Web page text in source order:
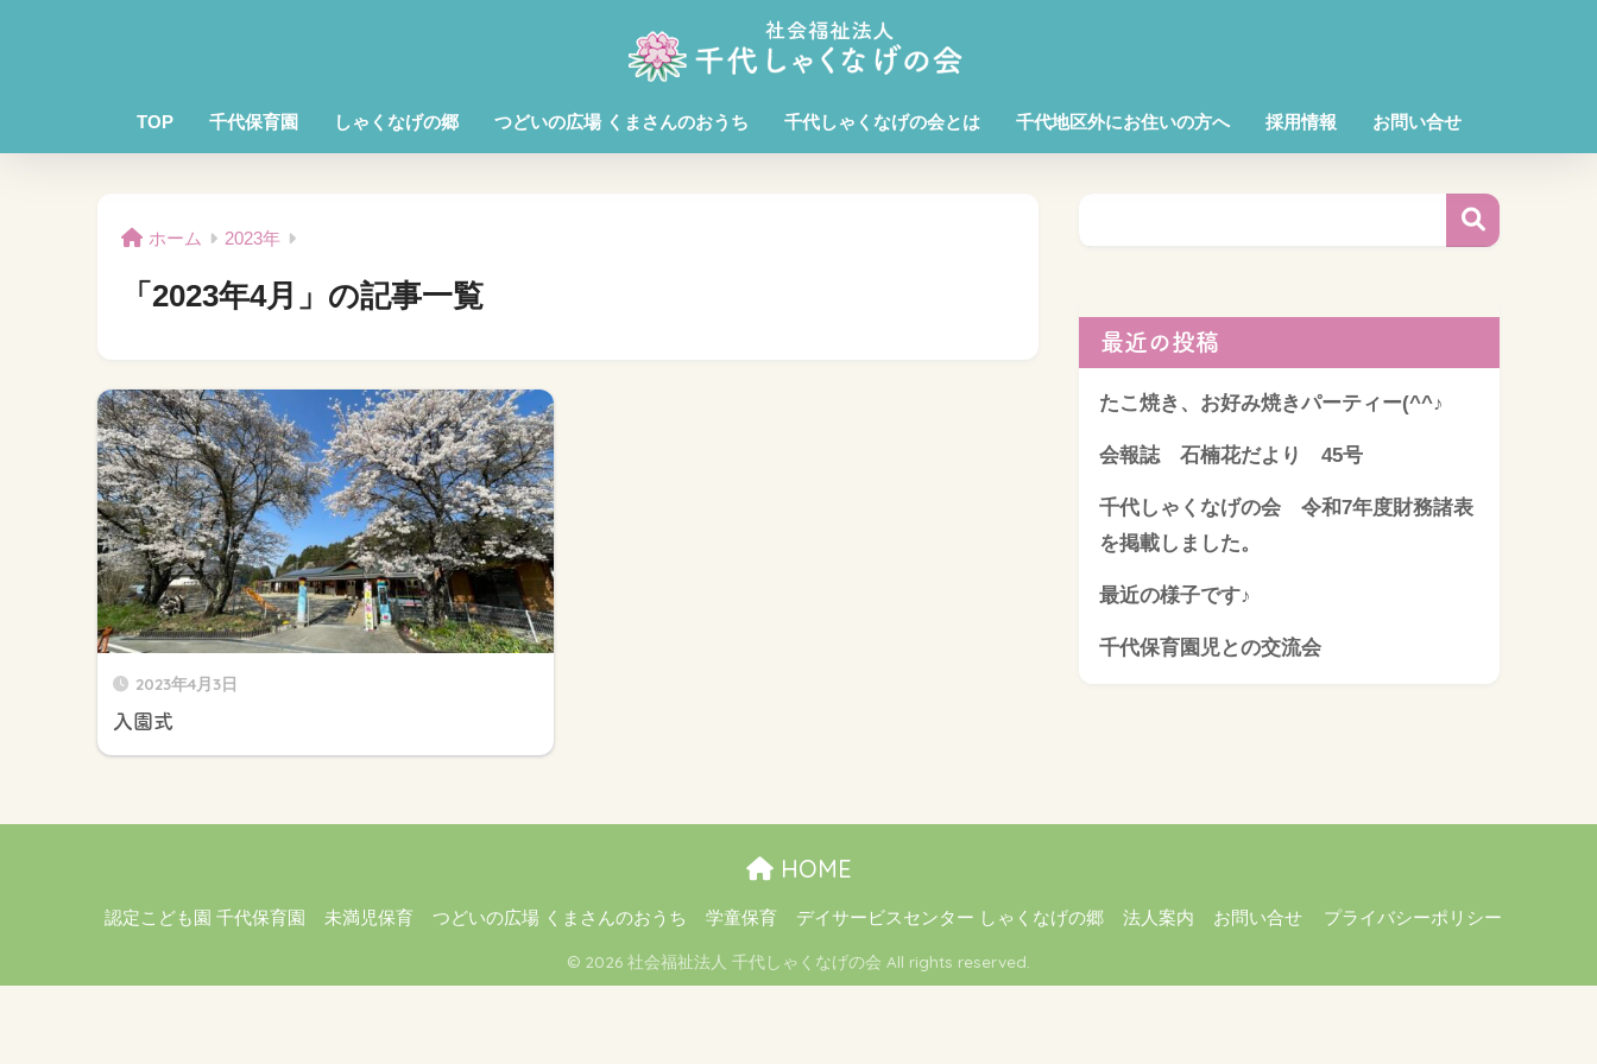
TOP 千代保育園 しゃくなげの郷 つどいの広場 くまさんのおうち 千代しゃくなげの会とは 千代地区外にお住いの方へ 採用情報 お問い合せ
ホーム 2023年
「2023年4月」の記事一覧
2023年4月3日
入園式
最近の投稿
たこ焼き、お好み焼きパーティー(^^♪
会報誌 石楠花だより 45号
千代しゃくなげの会 令和7年度財務諸表
を掲載しました。
最近の様子です♪
千代保育園児との交流会
HOME
認定こども園 千代保育園 未満児保育 つどいの広場 くまさんのおうち 学童保育 デイサービスセンター しゃくなげの郷 法人案内 お問い合せ プライバシーポリシー
© 2026 社会福祉法人 千代しゃくなげの会 All rights reserved.